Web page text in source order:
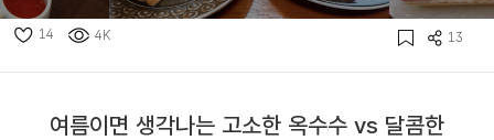
14 4K 13
여름이면 생각나는 고소한 옥수수 vs 달콤한